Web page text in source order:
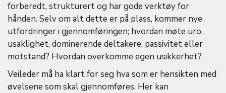
forberedt, strukturert og har gode verktøy for
hånden. Selv om alt dette er på plass, kommer nye
utfordringer i gjennomføringen; hvordan møte uro,
usaklighet, dominerende deltakere, passivitet eller
motstand? Hvordan overkomme egen usikkerhet?
Veileder må ha klart for seg hva som er hensikten med
øvelsene som skal gjennomføres. Her kan